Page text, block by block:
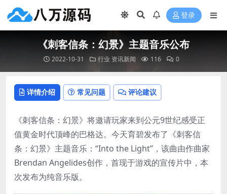
登录
《刺客信条：幻景》主题音乐公布
2022-10-31 行业 资讯新闻 116 0
详情介绍 常见问题 评论建议
《刺客信条：幻景》将邀请玩家来到公元9世纪感受正
值黄金时代顶峰的巴格达。今天育碧发布了《刺客信
条：幻景》主题音乐：“Into the Light”，该曲由作曲家
Brendan Angelides创作，首现于游戏的宣传片中，本
次发布为纯音乐版。